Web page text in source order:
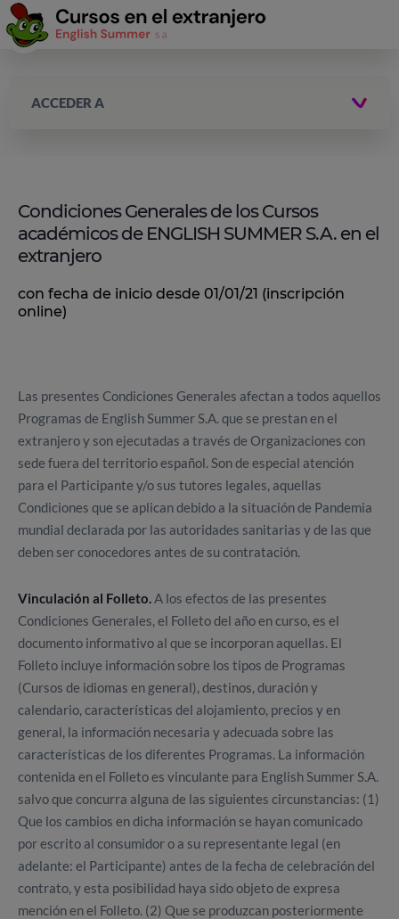
ACCEDER A
Condiciones Generales de los Cursos
académicos de ENGLISH SUMMER S.A. en el
extranjero
con fecha de inicio desde 01/01/21 (inscripción
online)
Las presentes Condiciones Generales afectan a todos aquellos
Programas de English Summer S.A. que se prestan en el
extranjero y son ejecutadas a través de Organizaciones con
sede fuera del territorio español. Son de especial atención
para el Participante y/o sus tutores legales, aquellas
Condiciones que se aplican debido a la situación de Pandemia
mundial declarada por las autoridades sanitarias y de las que
deben ser conocedores antes de su contratación.
Vinculación al Folleto.A los efectos de las presentes
Condiciones Generales, el Folleto del año en curso, es el
documento informativo al que se incorporan aquellas. El
Folleto incluye información sobre los tipos de Programas
(Cursos de idiomas en general), destinos, duración y
calendario, características del alojamiento, precios y en
general, la información necesaria y adecuada sobre las
características de los diferentes Programas. La información
contenida en el Folleto es vinculante para English Summer S.A.
salvo que concurra alguna de las siguientes circunstancias: (1)
Que los cambios en dicha información se hayan comunicado
por escrito al consumidor o a su representante legal (en
adelante: el Participante) antes de la fecha de celebración del
contrato, y esta posibilidad haya sido objeto de expresa
mención en el Folleto. (2) Que se produzcan posteriormente